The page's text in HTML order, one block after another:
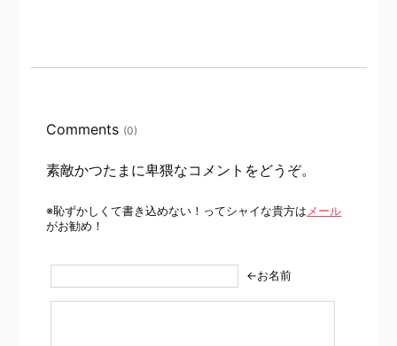
Comments (0)
素敵かつたまに卑猥なコメントをどうぞ。
※恥ずかしくて書き込めない！ってシャイな貴方は メール
がお勧め！
←お名前